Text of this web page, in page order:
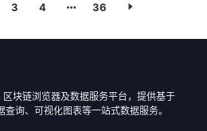
3 4 36
块链浏览器及数据服务平台，提供基于
询、可视化图表等一站式数据服务。